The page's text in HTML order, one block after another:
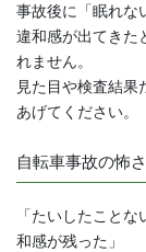
事故後に「眠れな
違和感が出てきた
れません。
見た目や検査結果
あげてください。
自転車事故の怖
「たいしたこと
和感が残った」